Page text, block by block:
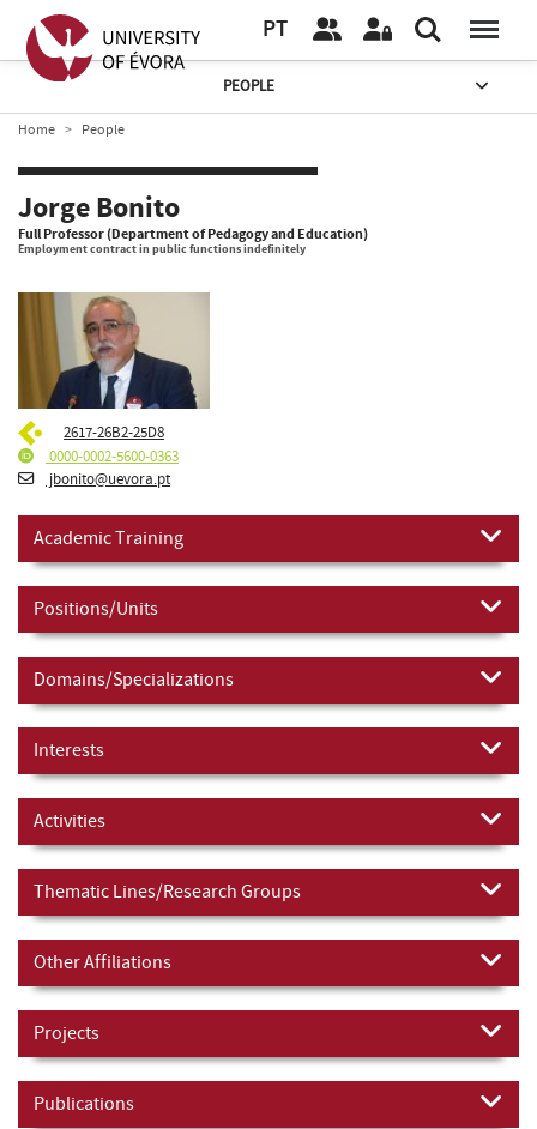
PT
PEOPLE
Home People
Jorge Bonito
Full Professor (Department of Pedagogy and Education)
Employment contract in public functions indefinitely
2617-26B2-25D8
0000-0002-5600-0363
jbonito@uevora.pt
Academic Training
Positions/Units
Domains/Specializations
Interests
Activities
Thematic Lines/Research Groups
Other Affiliations
Projects
Publications